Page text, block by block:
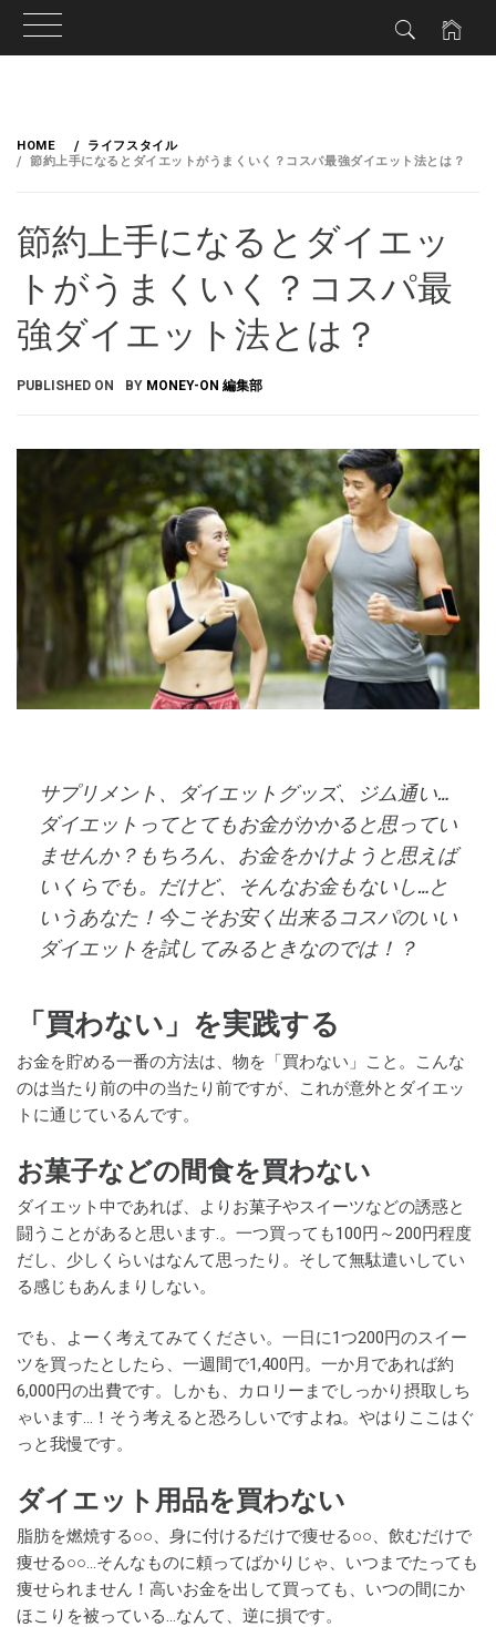
HOME
ライフスタイル
節約上手になるとダイエットがうまくいく？コスパ最強ダイエット法とは？
節約上手になるとダイエッ
トがうまくいく？コスパ最
強ダイエット法とは？
PUBLISHED ON BY MONEY-ON 編集部
サプリメント、ダイエットグッズ、ジム通い…
ダイエットってとてもお金がかかると思ってい
ませんか？もちろん、お金をかけようと思えば
いくらでも。だけど、そんなお金もないし…と
いうあなた！今こそお安く出来るコスパのいい
ダイエットを試してみるときなのでは！？
「買わない」を実践する
お金を貯める一番の方法は、物を「買わない」こと。こんな
のは当たり前の中の当たり前ですが、これが意外とダイエッ
トに通じているんです。
お菓子などの間食を買わない
ダイエット中であれば、よりお菓子やスイーツなどの誘惑と
闘うことがあると思います.。一つ買っても100円～200円程度
だし、少しくらいはなんて思ったり。そして無駄遣いしてい
る感じもあんまりしない。
でも、よーく考えてみてください。一日に1つ200円のスイー
ツを買ったとしたら、一週間で1,400円。一か月であれば約
6,000円の出費です。しかも、カロリーまでしっかり摂取しち
ゃいます…！そう考えると恐ろしいですよね。やはりここはぐ
っと我慢です。
ダイエット用品を買わない
脂肪を燃焼する○○、身に付けるだけで痩せる○○、飲むだけで
痩せる○○…そんなものに頼ってばかりじゃ、いつまでたっても
痩せられません！高いお金を出して買っても、いつの間にか
ほこりを被っている…なんて、逆に損です。